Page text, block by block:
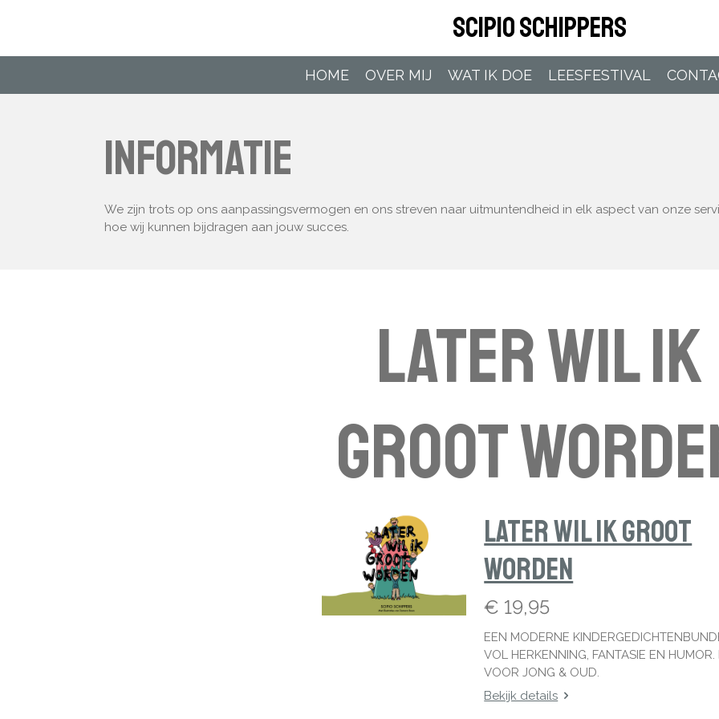
scipio schippers
HOME OVER MIJ WAT IK DOE LEESFESTIVAL
Informatie
We zijn trots op ons aanpassingsvermogen en ons streven naar uitmuntendheid in elk aspect van onze
hoe wij kunnen bijdragen aan jouw succes.
LATER WIL IK
GROOT
Later wil ik groot
worden
€ 19,95
EEN MODERNE
VOL HERKENNING, FANTASIE EN HUMOR.
VOOR JONG & OUD.
Bekijk details